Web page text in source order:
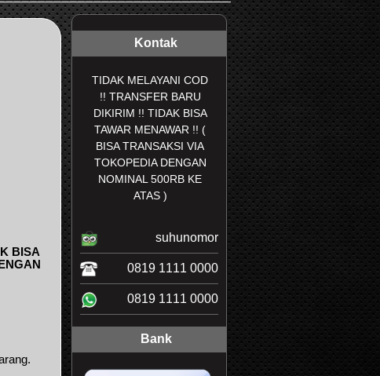
BISA
Kontak
TIDAK MELAYANI COD
!! TRANSFER BARU
DIKIRIM !! TIDAK BISA
TAWAR MENAWAR !! (
BISA TRANSAKSI VIA
TOKOPEDIA DENGAN
NOMINAL 500RB KE
ATAS )
suhunomor
0819 1111 0000
0819 1111 0000
Bank